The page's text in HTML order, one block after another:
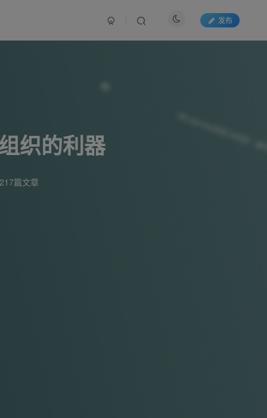
织的利器
篇文章
发布